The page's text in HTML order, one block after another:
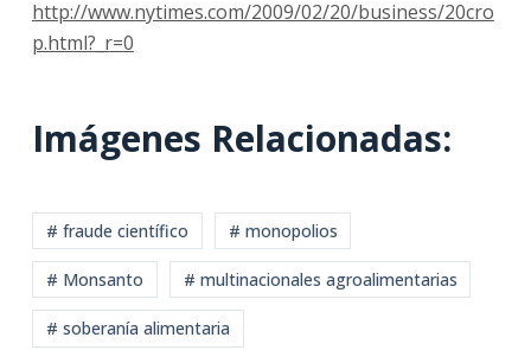
http://www.nytimes.com/2009/02/20/business/20cro
p.html?_r=0
Imágenes Relacionadas:
# fraude científico # monopolios
# Monsanto # multinacionales agroalimentarias
# soberanía alimentaria